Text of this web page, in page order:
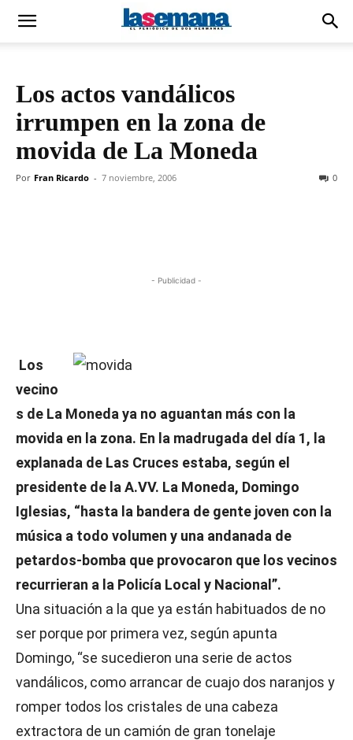
Los actos vandálicos
irrumpen en la zona de
movida de La Moneda
Por Fran Ricardo - 7 noviembre, 2006 0
- Publicidad -
Los
vecino
s de La Moneda ya no aguantan más con la
movida en la zona. En la madrugada del día 1, la
explanada de Las Cruces estaba, según el
presidente de la A.VV. La Moneda, Domingo
Iglesias, “hasta la bandera de gente joven con la
música a todo volumen y una andanada de
petardos-bomba que provocaron que los vecinos
recurrieran a la Policía Local y Nacional”.
Una situación a la que ya están habituados de no
ser porque por primera vez, según apunta
Domingo, “se sucedieron una serie de actos
vandálicos, como arrancar de cuajo dos naranjos y
romper todos los cristales de una cabeza
extractora de un camión de gran tonelaje